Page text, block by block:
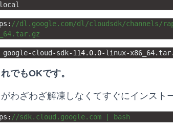
local
: //dl.google.com/dl/cloudsdk/channels/
google-cloud -sdk-114.0.0-linux-x86_64. tar.
でもOKです。
わざわざ解凍しなくてすぐにインスト
: //sdk.cloud.google.com | bash